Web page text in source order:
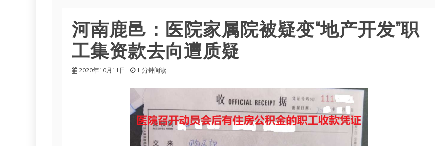
河南鹿邑：医院家属院被疑变“地产开发”职
工集资款去向遭质疑
2020年10月11日 1 分钟阅读